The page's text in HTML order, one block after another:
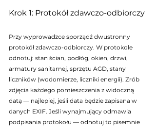
Krok 1: Protokół zdawczo-odbiorczy
Przy wyprowadzce sporządź dwustronny
protokół zdawczo-odbiorczy. W protokole
odnotuj: stan ścian, podłóg, okien, drzwi,
armatury sanitarnej, sprzętu AGD, stany
liczników (wodomierze, liczniki energii). Zrób
zdjęcia każdego pomieszczenia z widoczną
datą — najlepiej, jeśli data będzie zapisana w
danych EXIF. Jeśli wynajmujący odmawia
podpisania protokołu — odnotuj to pisemnie